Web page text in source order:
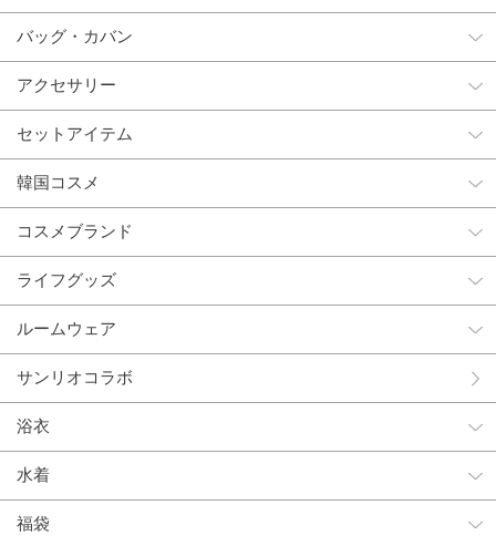
バッグ・カバン
アクセサリー
セットアイテム
韓国コスメ
コスメブランド
ライフグッズ
ルームウェア
サンリオコラボ
浴衣
水着
福袋